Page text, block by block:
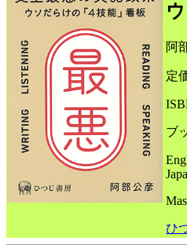
阿
定
ブ
ひ